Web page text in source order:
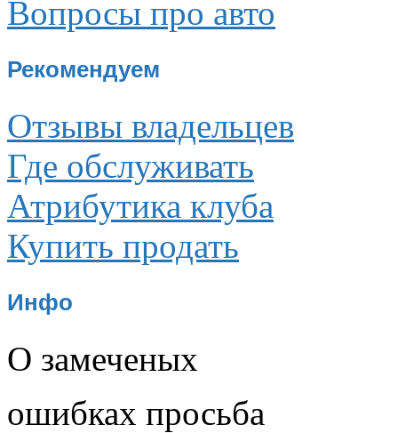
Вопросы про авто
Рекомендуем
Отзывы владельцев
Где обслуживать
Атрибутика клуба
Купить продать
Инфо
О замеченых
ошибках просьба